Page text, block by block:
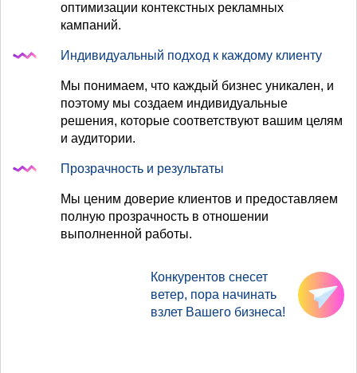
оптимизации контекстных рекламных
кампаний.
Индивидуальный подход к каждому клиенту
Мы понимаем, что каждый бизнес уникален, и
поэтому мы создаем индивидуальные
решения, которые соответствуют вашим целям
и аудитории.
Прозрачность и результаты
Мы ценим доверие клиентов и предоставляем
полную прозрачность в отношении
выполненной работы.
Конкурентов снесет
ветер, пора начинать
взлет Вашего бизнеса!